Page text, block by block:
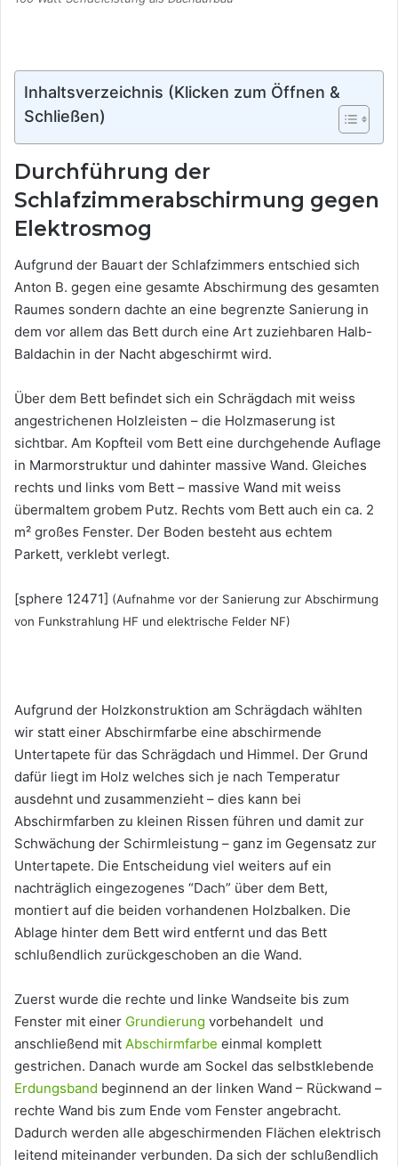
Inhaltsverzeichnis (Klicken zum Öffnen &
Schließen)
Durchführung der
Schlafzimmerabschirmung gegen
Elektrosmog
Aufgrund der Bauart der Schlafzimmers entschied sich
Anton B. gegen eine gesamte Abschirmung des gesamten
Raumes sondern dachte an eine begrenzte Sanierung in
dem vor allem das Bett durch eine Art zuziehbaren Halb-
Baldachin in der Nacht abgeschirmt wird.
Über dem Bett befindet sich ein Schrägdach mit weiss
angestrichenen Holzleisten – die Holzmaserung ist
sichtbar. Am Kopfteil vom Bett eine durchgehende Auflage
in Marmorstruktur und dahinter massive Wand. Gleiches
rechts und links vom Bett – massive Wand mit weiss
übermaltem grobem Putz. Rechts vom Bett auch ein ca. 2
m² großes Fenster. Der Boden besteht aus echtem
Parkett, verklebt verlegt.
[sphere 12471] (Aufnahme vor der Sanierung zur Abschirmung
von Funkstrahlung HF und elektrische Felder NF)
Aufgrund der Holzkonstruktion am Schrägdach wählten
wir statt einer Abschirmfarbe eine abschirmende
Untertapete für das Schrägdach und Himmel. Der Grund
dafür liegt im Holz welches sich je nach Temperatur
ausdehnt und zusammenzieht – dies kann bei
Abschirmfarben zu kleinen Rissen führen und damit zur
Schwächung der Schirmleistung – ganz im Gegensatz zur
Untertapete. Die Entscheidung viel weiters auf ein
nachträglich eingezogenes “Dach” über dem Bett,
montiert auf die beiden vorhandenen Holzbalken. Die
Ablage hinter dem Bett wird entfernt und das Bett
schlußendlich zurückgeschoben an die Wand.
Zuerst wurde die rechte und linke Wandseite bis zum
Fenster mit einer Grundierung vorbehandelt und
anschließend mit Abschirmfarbe einmal komplett
gestrichen. Danach wurde am Sockel das selbstklebende
Erdungsband beginnend an der linken Wand – Rückwand –
rechte Wand bis zum Ende vom Fenster angebracht.
Dadurch werden alle abgeschirmenden Flächen elektrisch
leitend miteinander verbunden. Da sich der schlußendlich